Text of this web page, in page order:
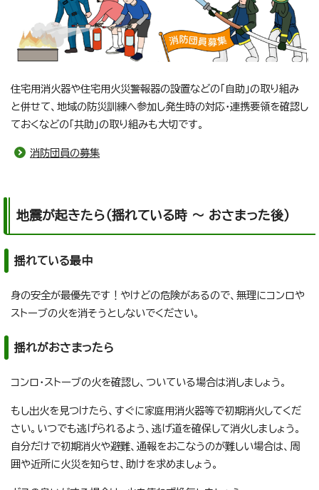
住宅用消火器や住宅用火災警報器の設置などの「自助」の取り組み
と併せて、地域の防災訓練へ参加し発生時の対応・連携要領を確認し
ておくなどの「共助」の取り組みも大切です。
消防団員の募集
地震が起きたら（揺れている時 ～ おさまった後）
揺れている最中
身の安全が最優先です！やけどの危険があるので、無理にコンロや
ストーブの火を消そうとしないでください。
揺れがおさまったら
コンロ・ストーブの火を確認し、ついている場合は消しましょう。
もし出火を見つけたら、すぐに家庭用消火器等で初期消火してくだ
さい。いつでも逃げられるよう、逃げ道を確保して消火しましょう。
自分だけで初期消火や避難、通報をおこなうのが難しい場合は、周
囲や近所に火災を知らせ、助けを求めましょう。